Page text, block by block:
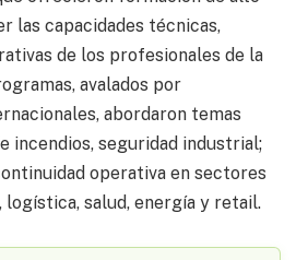
las capacidades técnicas,
de los profesionales de la
avalados por
abordaron temas
incendios, seguridad industrial;
operativa en sectores
salud, energía y retail.